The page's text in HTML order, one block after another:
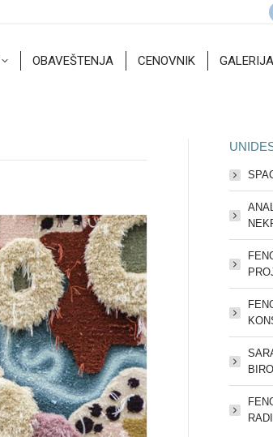
OBAVEŠTENJA CENOVNIK GALERIJA
GALERIJA